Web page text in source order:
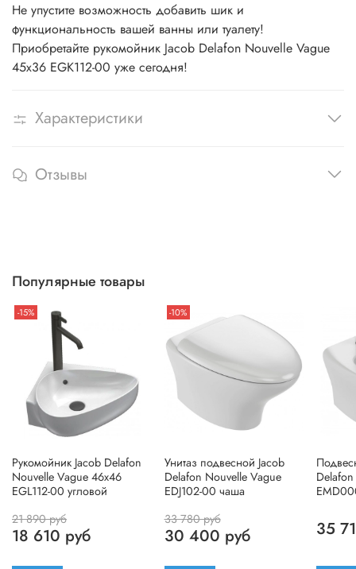
Не упустите возможность добавить шик и
функциональность вашей ванны или туалету!
Приобретайте рукомойник Jacob Delafon Nouvelle Vague
45x36 EGK112-00 уже сегодня!
Характеристики
Отзывы
Популярные товары
-15%
Рукомойник Jacob Delafon
Nouvelle Vague 46х46
EGL112-00 угловой
21 890 руб
18 610 руб
-10%
Унитаз подвесной Jacob
Delafon Nouvelle Vague
EDJ102-00 чаша
33 780 руб
30 400 руб 35